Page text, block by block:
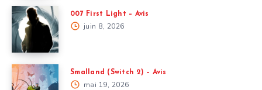
007 First Light – Avis
juin 8, 2026
Smalland (Switch 2) – Avis
mai 19, 2026